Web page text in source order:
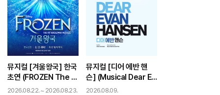
뮤지컬 [겨울왕국] 한국
초연 (FROZEN The M
usical)
2026.08.22. ~ 2026.08.23.
뮤지컬 [디어 에반 핸
슨] (Musical Dear Ev
an Hansen)
2026.08.09.